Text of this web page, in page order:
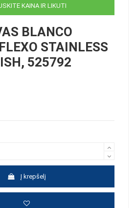
KAINA IR LIKUTI
BLANCO
STAINLESS
525792
Į krepšelį